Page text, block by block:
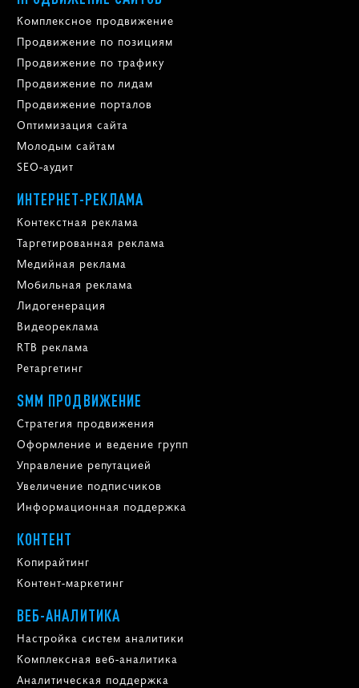
Комплексное продвижение
Продвижение по позициям
Продвижение по трафику
Продвижение по лидам
Продвижение порталов
Оптимизация сайта
Молодым сайтам
SEO-аудит
ИНТЕРНЕТ-РЕКЛАМА
Контекстная реклама
Таргетированная реклама
Медийная реклама
Мобильная реклама
Лидогенерация
Видеореклама
RTB реклама
Ретаргетинг
SMM ПРОДВИЖЕНИЕ
Стратегия продвижения
Оформление и ведение групп
Управление репутацией
Увеличение подписчиков
Информационная поддержка
КОНТЕНТ
Копирайтинг
Контент-маркетинг
ВЕБ-АНАЛИТИКА
Настройка систем аналитики
Комплексная веб-аналитика
Аналитическая поддержка